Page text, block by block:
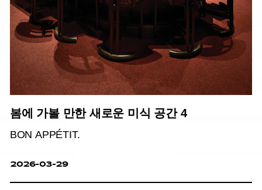
봄에 가볼 만한 새로운 미식 공간 4
BON APPÉTIT.
2026-03-29